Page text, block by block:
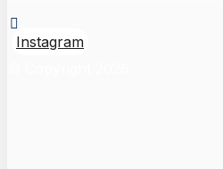
Instagram